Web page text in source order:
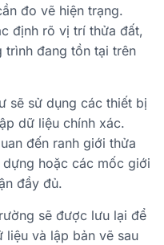
đo vẽ hiện trạng.
định rõ vị trí thửa đất,
trình đang tồn tại trên
sẽ sử dụng các thiết bị
dữ liệu chính xác.
đến ranh giới thửa
hoặc các mốc giới
đầy đủ.
sẽ được lưu lại để
và lập bản vẽ sau